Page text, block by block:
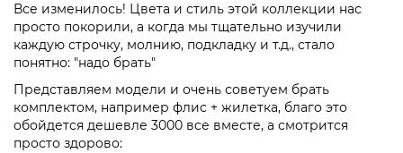
Все изменилось! Цвета и стиль этой коллекции нас
просто покорили, а когда мы тщательно изучили
каждую строчку, молнию, подкладку и т.д., стало
понятно: "надо брать"
Представляем модели и очень советуем брать
комплектом, например флис + жилетка, благо это
обойдется дешевле 3000 все вместе, а смотрится
просто здорово: